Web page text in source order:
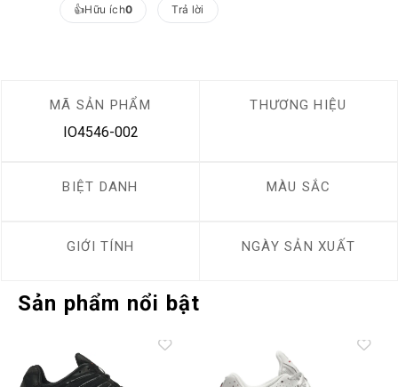
👍Hữu ích0 Trả lời
MÃ SẢN PHẨM
IO4546-002
THƯƠNG HIỆU
BIỆT DANH MÀU SẮC
GIỚI TÍNH NGÀY SẢN XUẤT
Sản phẩm nổi bật